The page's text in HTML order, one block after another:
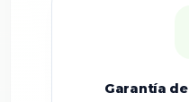
Garantía